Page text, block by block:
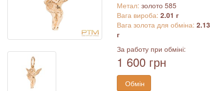
Метал: золото 585
Вага вироба: 2.01 г
Вага золота для обміна: 2.13
г
За работу при обміні:
1 600 грн
Обмін